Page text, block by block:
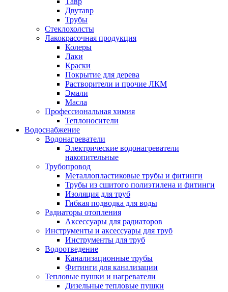
Двутавр
Трубы
Стеклохолсты
Лакокрасочная продукция
Колеры
Лаки
Краски
Покрытие для дерева
Растворители и прочие ЛКМ
Эмали
Масла
Профессиональная химия
Теплоносители
Водоснабжение
Водонагреватели
Электрические водонагреватели
накопительные
Трубопровод
Металлопластиковые трубы и фитинги
Трубы из сшитого полиэтилена и фитинги
Изоляция для труб
Гибкая подводка для воды
Радиаторы отопления
Аксессуары для радиаторов
Инструменты и аксессуары для труб
Инструменты для труб
Водоотведение
Канализационные трубы
Фитинги для канализации
Тепловые пушки и нагреватели
Дизельные тепловые пушки